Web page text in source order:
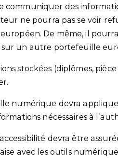
communiquer des
ne pourra pas se voir
De même, il
sur un autre portefeuille
stockées (diplômes,
numérique devra
nécessaires à
devra être
avec les outils